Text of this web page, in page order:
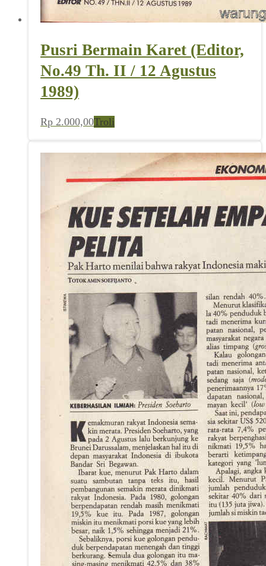
Pusri Bermain Karet (Editor,
No.49 Th. II / 12 Agustus
1989)
Rp 2.000,00Troli